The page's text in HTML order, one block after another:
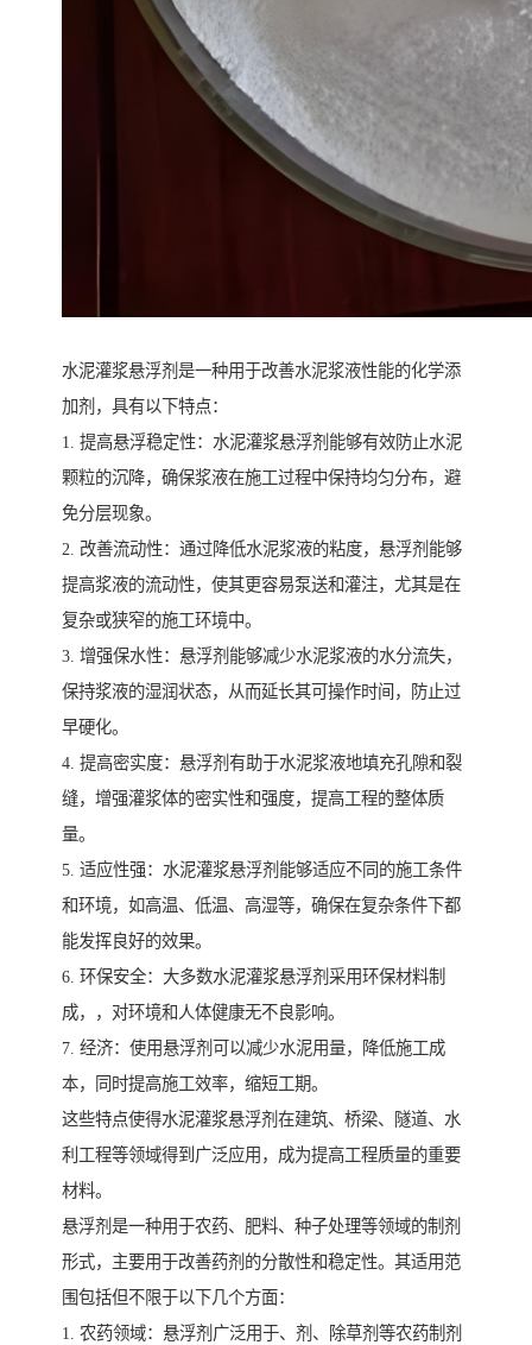
水泥灌浆悬浮剂是一种用于改善水泥浆液性能的化学添
加剂，具有以下特点：
1. 提高悬浮稳定性：水泥灌浆悬浮剂能够有效防止水泥
颗粒的沉降，确保浆液在施工过程中保持均匀分布，避
免分层现象。
2. 改善流动性：通过降低水泥浆液的粘度，悬浮剂能够
提高浆液的流动性，使其更容易泵送和灌注，尤其是在
复杂或狭窄的施工环境中。
3. 增强保水性：悬浮剂能够减少水泥浆液的水分流失，
保持浆液的湿润状态，从而延长其可操作时间，防止过
早硬化。
4. 提高密实度：悬浮剂有助于水泥浆液地填充孔隙和裂
缝，增强灌浆体的密实性和强度，提高工程的整体质
量。
5. 适应性强：水泥灌浆悬浮剂能够适应不同的施工条件
和环境，如高温、低温、高湿等，确保在复杂条件下都
能发挥良好的效果。
6. 环保安全：大多数水泥灌浆悬浮剂采用环保材料制
成，，对环境和人体健康无不良影响。
7. 经济：使用悬浮剂可以减少水泥用量，降低施工成
本，同时提高施工效率，缩短工期。
这些特点使得水泥灌浆悬浮剂在建筑、桥梁、隧道、水
利工程等领域得到广泛应用，成为提高工程质量的重要
材料。
悬浮剂是一种用于农药、肥料、种子处理等领域的制剂
形式，主要用于改善药剂的分散性和稳定性。其适用范
围包括但不限于以下几个方面：
1. 农药领域：悬浮剂广泛用于、剂、除草剂等农药制剂